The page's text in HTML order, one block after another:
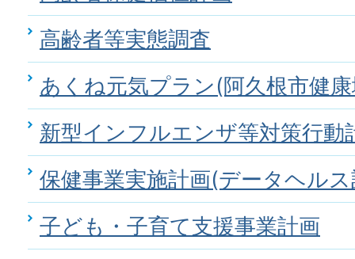
高齢者等実態調査
あくね元気プラン(阿久根市健
新型インフルエンザ等対策行動
保健事業実施計画(データヘル
子ども・子育て支援事業計画